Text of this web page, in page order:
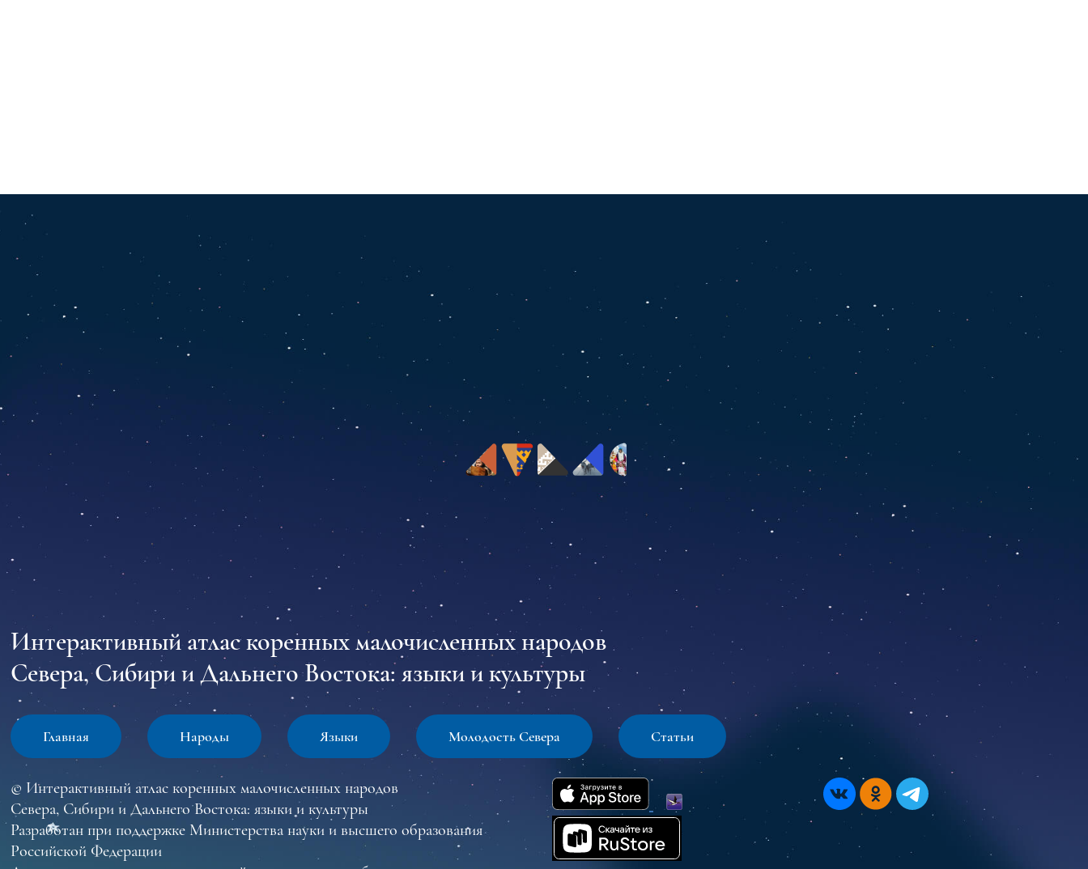
Интерактивный атлас коренных малочисленных народов
Севера, Сибири и Дальнего Востока: языки и культуры
Главная Народы Языки Молодость Севера Статьи
© Интерактивный атлас коренных малочисленных народов
Севера, Сибири и Дальнего Востока: языки и культуры
Разработан при поддержке Министерства науки и высшего образования
Российской Федерации